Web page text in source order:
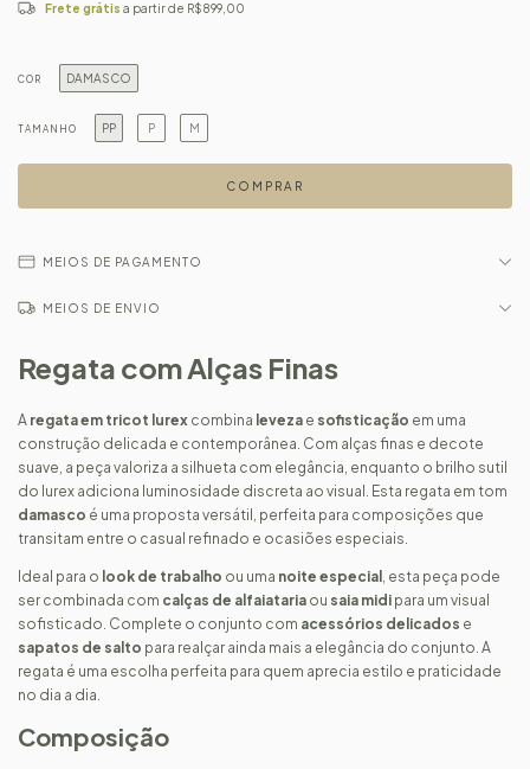
Frete grátis a partir de R$899,00
COR DAMASCO
TAMANHO PP P M
MEIOS DE PAGAMENTO
MEIOS DE ENVIO
Regata com Alças Finas
A regata em tricot lurex combina leveza e sofisticação em uma
construção delicada e contemporânea. Com alças finas e decote
suave, a peça valoriza a silhueta com elegância, enquanto o brilho sutil
do lurex adiciona luminosidade discreta ao visual. Esta regata em tom
damasco é uma proposta versátil, perfeita para composições que
transitam entre o casual refinado e ocasiões especiais.
Ideal para o look de trabalho ou uma noite especial , esta peça pode
ser combinada com calças de alfaiataria ou saia midi para um visual
sofisticado. Complete o conjunto com acessórios delicados e
sapatos de salto para realçar ainda mais a elegância do conjunto. A
regata é uma escolha perfeita para quem aprecia estilo e praticidade
no dia a dia.
Composição